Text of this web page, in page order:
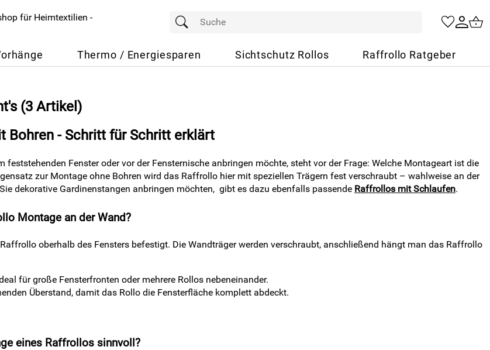
Thermo / Energiesparen Sichtschutz Rollos Raffrollo Ratgeber
(3 Artikel)
Bohren - Schritt für Schritt erklärt
feststehenden Fenster oder vor der Fensternische anbringen möchte, steht vor der Frage: Welche Montageart ist die
zur Montage ohne Bohren wird das Raffrollo hier mit speziellen Trägern fest verschraubt – wahlweise an der
dekorative Gardinenstangen anbringen möchten, gibt es dazu ebenfalls passende Raffrollos mit Schlaufen.
Montage an der Wand?
oberhalb des Fensters befestigt. Die Wandträger werden verschraubt, anschließend hängt man das Raffrollo
für große Fensterfronten oder mehrere Rollos nebeneinander.
Überstand, damit das Rollo die Fensterfläche komplett abdeckt.
eines Raffrollos sinnvoll?